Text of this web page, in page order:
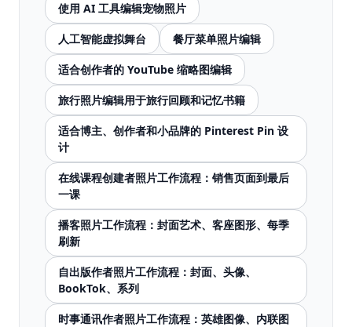
使用 AI 工具编辑宠物照片
人工智能虚拟舞台 餐厅菜单照片编辑
适合创作者的 YouTube 缩略图编辑
旅行照片编辑用于旅行回顾和记忆书籍
适合博主、创作者和小品牌的 Pinterest Pin 设
计
在线课程创建者照片工作流程：销售页面到最后
一课
播客照片工作流程：封面艺术、客座图形、每季
刷新
自出版作者照片工作流程：封面、头像、
BookTok、系列
时事通讯作者照片工作流程：英雄图像、内联图